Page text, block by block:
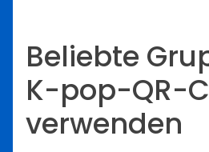
Beliebte
K-pop-QR-
verwenden